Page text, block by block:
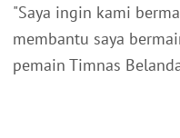
"Saya ingin kami
membantu saya
pemain Timnas